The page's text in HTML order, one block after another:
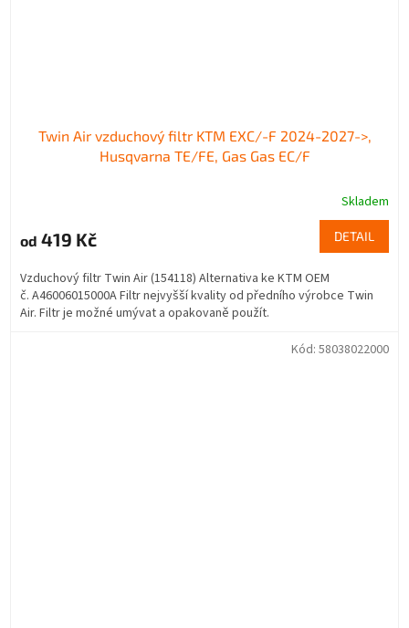
Twin Air vzduchový filtr KTM EXC/-F 2024-2027->,
Husqvarna TE/FE, Gas Gas EC/F
Skladem
od 419 Kč DETAIL
Vzduchový filtr Twin Air (154118) Alternativa ke KTM OEM
č. A46006015000A Filtr nejvyšší kvality od předního výrobce Twin
Air. Filtr je možné umývat a opakovaně použít.
Kód: 58038022000